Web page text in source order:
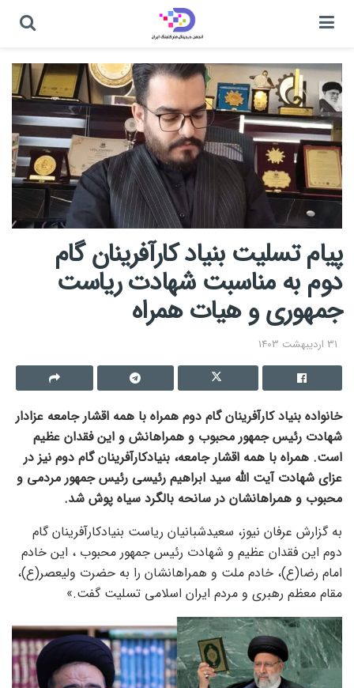
پیام تسلیت بنیاد کارآفرینان گام
دوم به مناسبت شهادت ریاست
جمهوری و هیات همراه
31 اردیبهشت 1403
خانواده بنیاد کارآفرینان گام دوم همراه با همه اقشار جامعه عزادار
شهادت رئیس جمهور محبوب و همراهانش و این فقدان عظیم
است. همراه با همه اقشار جامعه، بنیادکارآفرینان گام دوم نیز در
عزای شهادت آیت الله سید ابراهیم رئیسی رئیس جمهور مردمی و
محبوب و همراهانشان در سانحه بالگرد سیاه پوش شد.
به گزارش عرفان نیوز، سعیدشبانیان ریاست بنیادکارآفرینان گام
دوم این فقدان عظیم و شهادت رئیس جمهور محبوب ، این خادم
امام رضا(ع)، خادم ملت و همراهانشان را به حضرت ولیعصر(ع)،
مقام معظم رهبری و مردم ایران اسلامی تسلیت گفت.»